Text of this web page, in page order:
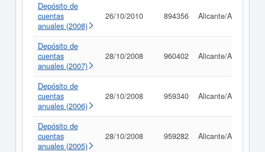
Depósito de
cuentas
anuales (2008)
26/10/2010 894356 Alicante/Alacant
Depósito de
cuentas
anuales (2007)
28/10/2008 960402 Alicante/Alacant
Depósito de
cuentas
anuales (2006)
28/10/2008 959340 Alicante/Alacant
Depósito de
cuentas
anuales (2005)
28/10/2008 959282 Alicante/Alacant